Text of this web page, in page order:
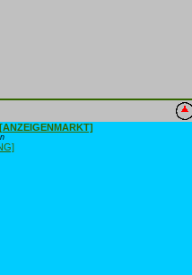
[ANZEIGENMARKT]